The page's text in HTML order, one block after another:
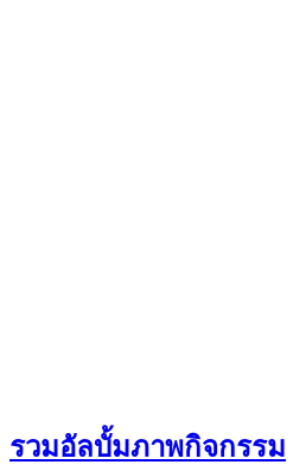
รวมอัลบั้มภาพกิจกรรม